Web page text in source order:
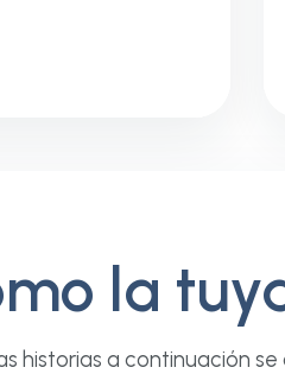
la
historias a continuación